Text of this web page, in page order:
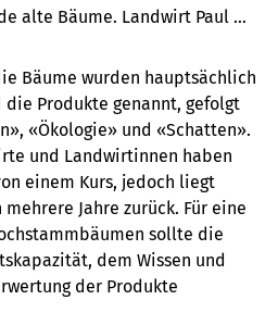
alte Bäume. Landwirt Paul
Bäume wurden hauptsächlich
Produkte genannt, gefolgt
«Ökologie» und «Schatten».
und Landwirtinnen haben
einem Kurs, jedoch liegt
Jahre zurück. Für eine
sollte die
dem Wissen und
der Produkte